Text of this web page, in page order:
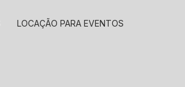
LOCAÇÃO PARA EVENTOS